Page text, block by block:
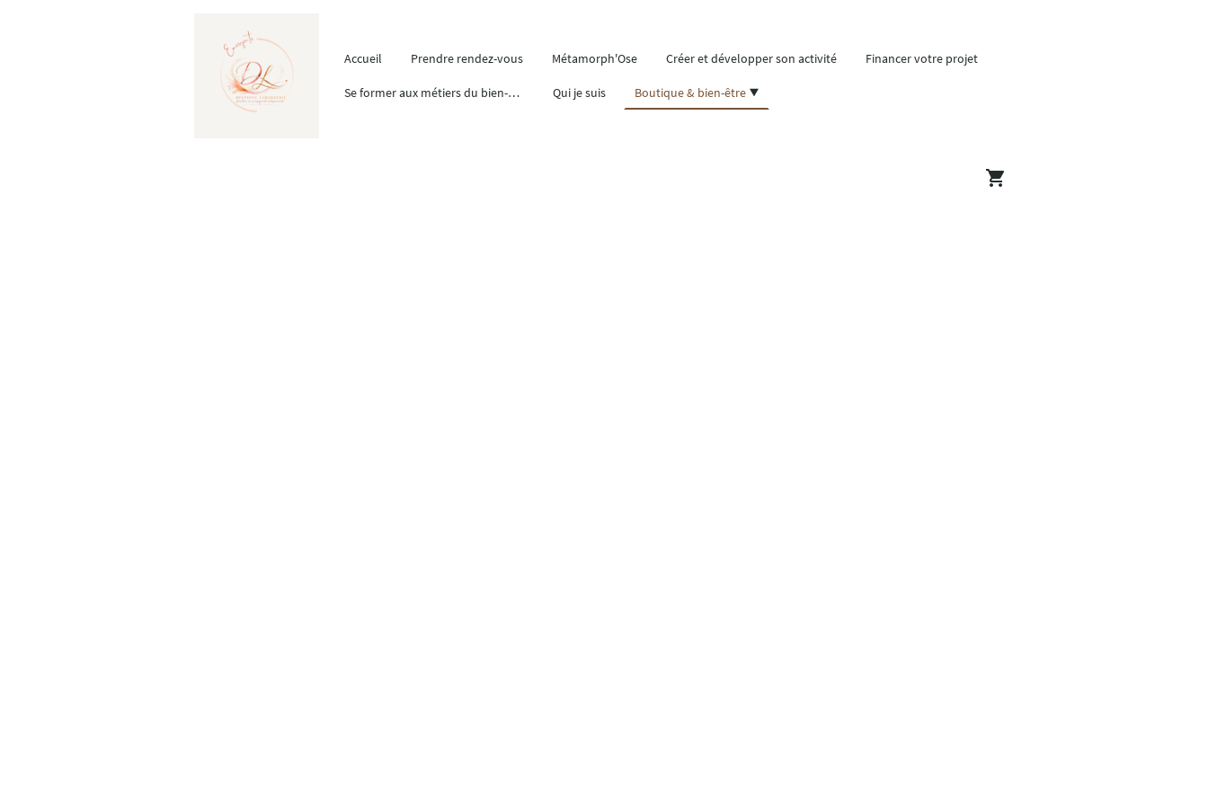
Accueil Prendre rendez-vous Métamorph'Ose Créer et développer son activité Financer votre projet
Se former aux métiers du bien-être Qui je suis Boutique & bien-être